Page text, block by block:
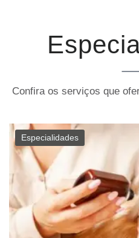
Confira os serviços que
Especialidades